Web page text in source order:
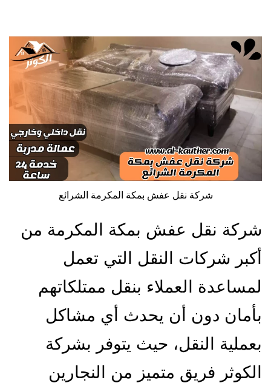
شركة نقل عفش بمكة المكرمة الشرائع
شركة نقل عفش بمكة المكرمة من
أكبر شركات النقل التي تعمل
لمساعدة العملاء بنقل ممتلكاتهم
بأمان دون أن يحدث أي مشاكل
بعملية النقل، حيث يتوفر بشركة
الكوثر فريق متميز من النجارين